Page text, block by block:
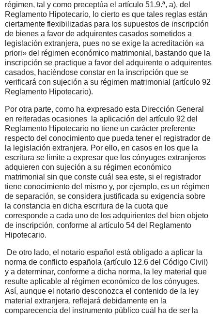
régimen, tal y como preceptúa el artículo 51.9.ª, a), del
Reglamento Hipotecario, lo cierto es que tales reglas están
ciertamente flexibilizadas para los supuestos de inscripción
de bienes a favor de adquirentes casados sometidos a
legislación extranjera, pues no se exige la acreditación «a
priori» del régimen económico matrimonial, bastando que la
inscripción se practique a favor del adquirente o adquirentes
casados, haciéndose constar en la inscripción que se
verificará con sujeción a su régimen matrimonial (artículo 92
Reglamento Hipotecario).
Por otra parte, como ha expresado esta Dirección General
en reiteradas ocasiones
la aplicación del artículo 92 del
Reglamento Hipotecario no tiene un carácter preferente
respecto del conocimiento que pueda tener el registrador de
la legislación extranjera. Por ello, en casos en los que la
escritura se limite a expresar que los cónyuges extranjeros
adquieren con sujeción a su régimen económico
matrimonial sin que conste cuál sea este, si el registrador
tiene conocimiento del mismo y, por ejemplo, es un régimen
de separación, se considera justificada su exigencia sobre
la constancia en dicha escritura de la cuota que
corresponde a cada uno de los adquirientes del bien objeto
de inscripción, conforme al artículo 54 del Reglamento
Hipotecario.
De otro lado, el notario español está obligado a aplicar la
norma de conflicto española (artículo 12.6 del Código Civil)
y a determinar, conforme a dicha norma, la ley material que
resulte aplicable al régimen económico de los cónyuges.
Así, aunque el notario desconozca el contenido de la ley
material extranjera, reflejará debidamente en la
comparecencia del instrumento público cuál ha de ser la